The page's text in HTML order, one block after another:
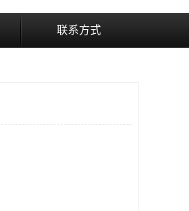
联系方式